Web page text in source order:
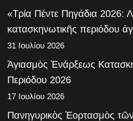
«Τρία Πέντε Πηγάδια 2026:
κατασκηνωτικῆς περιόδου
31 Ιουλίου 2026
Ἁγιασμὸς Ἐνάρξεως
Περιόδου 2026
17 Ιουλίου 2026
Πανηγυρικὸς Ἑορτασμὸς